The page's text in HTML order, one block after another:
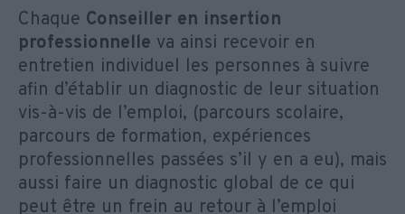
Chaque Conseiller en insertion
professionnelle va ainsi recevoir en
entretien individuel les personnes à suivre
afin d’établir un diagnostic de leur situation
vis-à-vis de l’emploi, (parcours scolaire,
parcours de formation, expériences
professionnelles passées s’il y en a eu), mais
aussi faire un diagnostic global de ce qui
peut être un frein au retour à l’emploi